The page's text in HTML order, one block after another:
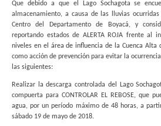
Que debido a que el Lago Sochagota se
almacenamiento, a causa de las lluvias
Centro del Departamento de Boyacá, y
reportando estados de ALERTA ROJA frente al
niveles en el área de influencia de la Cuenca Alta
como acción de prevención para evitar la
las siguientes:
Realizar la descarga controlada del Lago
compuerta para CONTROLAR EL REBOSE, que
agua, por un período máximo de 48 horas, a
sábado 19 de mayo de 2018.